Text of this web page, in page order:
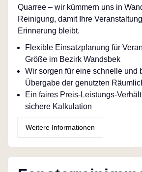
Quarree – wir kümmern uns in
Reinigung, damit Ihre
Erinnerung bleibt.
Flexible Einsatzplanung für
Größe im Bezirk Wandsbek
Wir sorgen für eine schnelle und
Übergabe der genutzten
Ein faires Preis-Leistungs-
sichere Kalkulation
Weitere Informationen